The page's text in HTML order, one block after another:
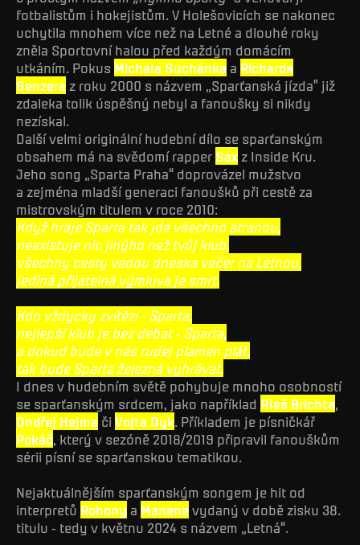
fotbalistům i hokejistům. V Holešovicích se nakonec
uchytila mnohem více než na Letné a dlouhé roky
zněla Sportovní halou před každým domácím
utkáním. Pokus Michala Suchánka a Richarda
Genzera z roku 2000 s názvem „Sparťanská jízda” již
zdaleka tolik úspěšný nebyl a fanoušky si nikdy
nezískal.
Další velmi originální hudební dílo se sparťanským
obsahem má na svědomí rapper Sax z Inside Kru.
Jeho song „Sparta Praha“ doprovázel mužstvo
a zejména mladší generaci fanoušků při cestě za
mistrovským titulem v roce 2010:
Když hraje Sparta tak jde všechno stranou,
neexistuje nic jinýho než tvůj klub,
všechny cesty vedou dneska večer na Letnou,
jediná přijatelná výmluva je smrt.
Kdo vždycky zvítězí - Sparta,
nejlepší klub je bez debat - Sparta,
a dokud bude v nás rudej plamen plát,
tak bude Sparta železná vyhrávat.
I dnes v hudebním světě pohybuje mnoho osobností
se sparťanským srdcem, jako například Aleš Brichta,
Ondřej Hejma či Vojta Dyk. Příkladem je písničkář
Pokáč, který v sezóně 2018/2019 připravil fanouškům
sérii písní se sparťanskou tematikou.
Nejaktuálnějším sparťanským songem je hit od
interpretů Rohony a Manenevydaný v době zisku 38.
titulu - tedy v květnu 2024 s názvem „Letná“.